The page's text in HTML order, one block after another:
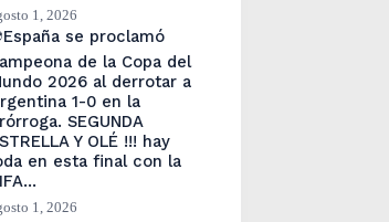
1, 2026
se proclamó
de la Copa del
2026 al derrotar a
1-0 en la
SEGUNDA
Y OLÉ !!! hay
en esta final con la
1, 2026